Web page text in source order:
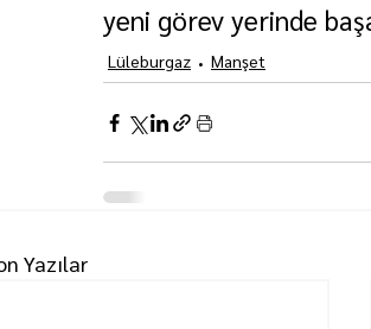
yeni görev yerinde
Lüleburgaz Manşet
Yazılar